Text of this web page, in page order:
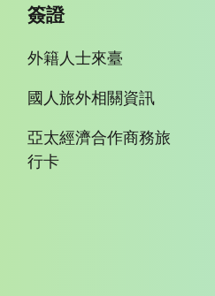
簽證
外籍人士來臺
國人旅外相關資訊
亞太經濟合作商務旅
行卡